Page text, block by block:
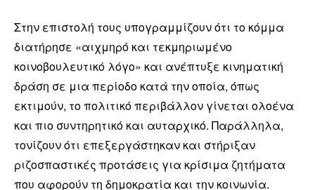
Στην επιστολή τους υπογραμμίζουν ότι το κόμμα
διατήρησε «αιχμηρό και τεκμηριωμένο
κοινοβουλευτικό λόγο» και ανέπτυξε κινηματική
δράση σε μια περίοδο κατά την οποία, όπως
εκτιμούν, το πολιτικό περιβάλλον γίνεται ολοένα
και πιο συντηρητικό και αυταρχικό. Παράλληλα,
τονίζουν ότι επεξεργάστηκαν και στήριξαν
ριζοσπαστικές προτάσεις για κρίσιμα ζητήματα
που αφορούν τη δημοκρατία και την κοινωνία.